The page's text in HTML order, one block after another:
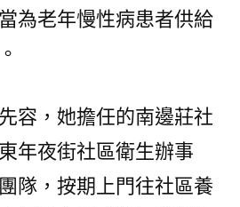
為老年慢性病患者供給
容，她擔任的南邊莊社
年夜街社區衛生辦事
隊，按期上門往社區養